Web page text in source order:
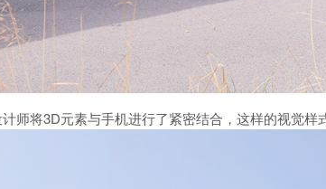
师将3D元素与手机进行了紧密结合，这样的视觉样